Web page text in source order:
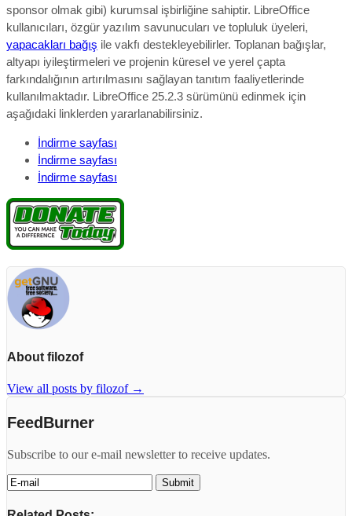
sponsor olmak gibi) kurumsal işbirliğine sahiptir. LibreOffice
kullanıcıları, özgür yazılım savunucuları ve topluluk üyeleri,
yapacakları bağış ile vakfı destekleyebilirler. Toplanan bağışlar,
altyapı iyileştirmeleri ve projenin küresel ve yerel çapta
farkındalığının artırılmasını sağlayan tanıtım faaliyetlerinde
kullanılmaktadır. LibreOffice 25.2.3 sürümünü edinmek için
aşağıdaki linklerden yararlanabilirsiniz.
İndirme sayfası
İndirme sayfası
İndirme sayfası
About filozof
View all posts by filozof →
FeedBurner
Subscribe to our e-mail newsletter to receive updates.